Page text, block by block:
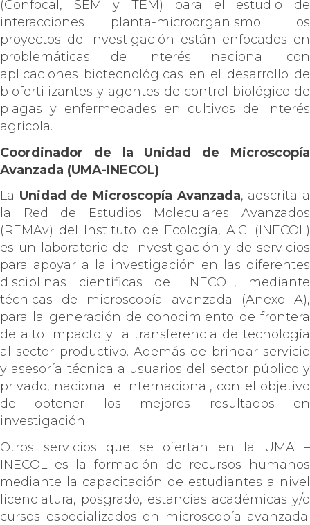
(Confocal, SEM y TEM) para el estudio de
interacciones planta-microorganismo. Los
proyectos de investigación están enfocados en
problemáticas de interés nacional con
aplicaciones biotecnológicas en el desarrollo de
biofertilizantes y agentes de control biológico de
plagas y enfermedades en cultivos de interés
agrícola.
Coordinador de la Unidad de Microscopía
Avanzada (UMA-INECOL)
La Unidad de Microscopía Avanzada, adscrita a
la Red de Estudios Moleculares Avanzados
(REMAv) del Instituto de Ecología, A.C. (INECOL)
es un laboratorio de investigación y de servicios
para apoyar a la investigación en las diferentes
disciplinas científicas del INECOL, mediante
técnicas de microscopía avanzada (Anexo A),
para la generación de conocimiento de frontera
de alto impacto y la transferencia de tecnología
al sector productivo. Además de brindar servicio
y asesoría técnica a usuarios del sector público y
privado, nacional e internacional, con el objetivo
de obtener los mejores resultados en
investigación.
Otros servicios que se ofertan en la UMA –
INECOL es la formación de recursos humanos
mediante la capacitación de estudiantes a nivel
licenciatura, posgrado, estancias académicas y/o
cursos especializados en microscopía avanzada.